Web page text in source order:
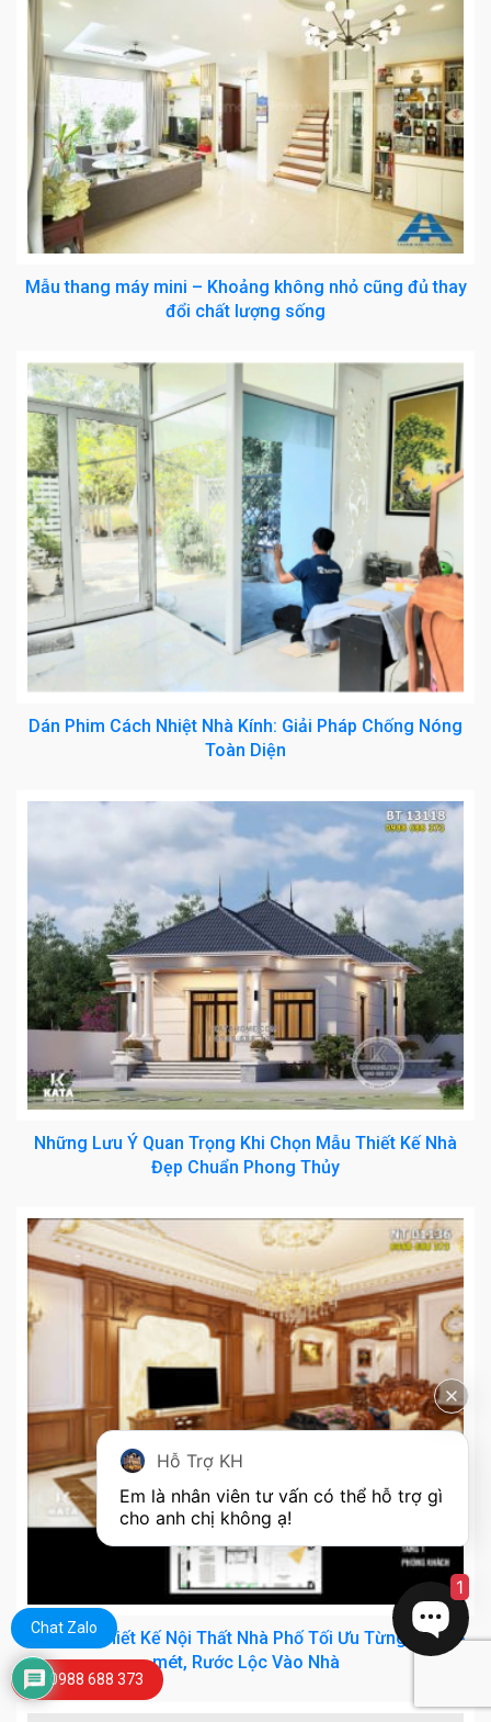
Mẫu thang máy mini – Khoảng không nhỏ cũng đủ thay
đổi chất lượng sống
Dán Phim Cách Nhiệt Nhà Kính: Giải Pháp Chống Nóng
Toàn Diện
Những Lưu Ý Quan Trọng Khi Chọn Mẫu Thiết Kế Nhà
Đẹp Chuẩn Phong Thủy
Bí Quyết Thiết Kế Nội Thất Nhà Phố Tối Ưu Từng Cen-ti-
mét, Rước Lộc Vào Nhà
Chat Zalo
0988 688 373
Hỗ Trợ KH
Em là nhân viên tư vấn có thể hỗ trợ gì
cho anh chị không ạ!
1